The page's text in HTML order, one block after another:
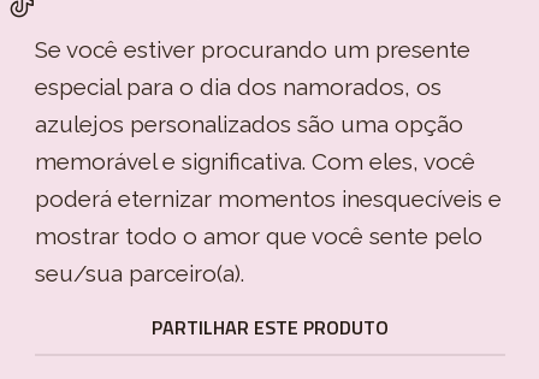
Se você estiver procurando um presente
especial para o dia dos namorados, os
azulejos personalizados são uma opção
memorável e significativa. Com eles, você
poderá eternizar momentos inesquecíveis e
mostrar todo o amor que você sente pelo
seu/sua parceiro(a).
PARTILHAR ESTE PRODUTO